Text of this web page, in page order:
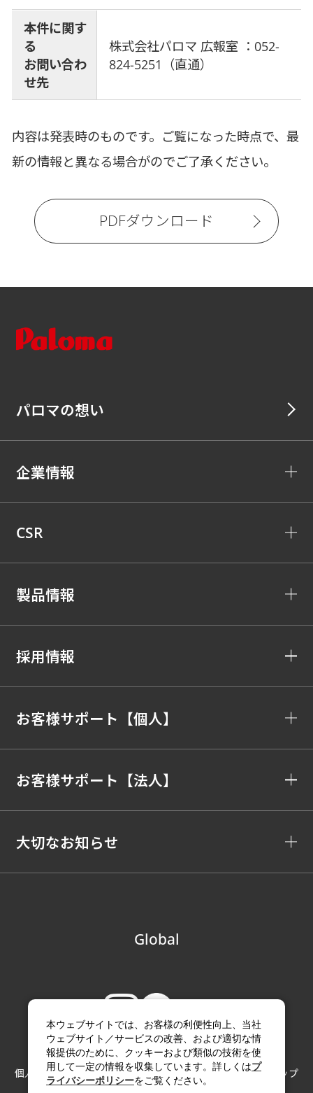
本件に関す
る
お問い合わ
せ先
株式会社パロマ 広報室 ：052-
824-5251（直通）
内容は発表時のものです。ご覧になった時点で、最
新の情報と異なる場合がのでご了承ください。
PDFダウンロード
パロマの想い
企業情報
CSR
製品情報
採用情報
お客様サポート【個人】
お客様サポート【法人】
大切なお知らせ
Global
個人情報の取り扱い サイトのご利用にあたって サイトマップ
本ウェブサイトでは、お客様の利便性向上、当社
ウェブサイト／サービスの改善、および適切な情
報提供のために、クッキーおよび類似の技術を使
用して一定の情報を収集しています。詳しくはプ
ライバシーポリシーをご覧ください。